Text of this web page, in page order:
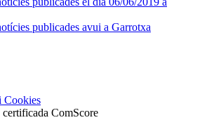
publicades avui a Garrotxa
Cookies
ComScore